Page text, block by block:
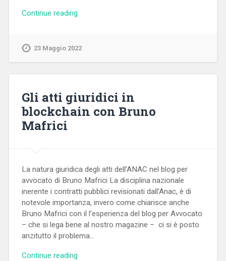
Continue reading
23 Maggio 2022
Gli atti giuridici in
blockchain con Bruno
Mafrici
La natura giuridica degli atti dell’ANAC nel blog per
avvocato di Bruno Mafrici La disciplina nazionale
inerente i contratti pubblici revisionati dall’Anac, è di
notevole importanza, invero come chiarisce anche
Bruno Mafrici con il l’esperienza del blog per Avvocato
– che si lega bene al nostro magazine – ci si è posto
anzitutto il problema…
Continue reading